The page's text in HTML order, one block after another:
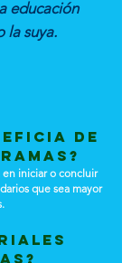
educación
la suya.
de
iniciar o concluir
que sea mayor